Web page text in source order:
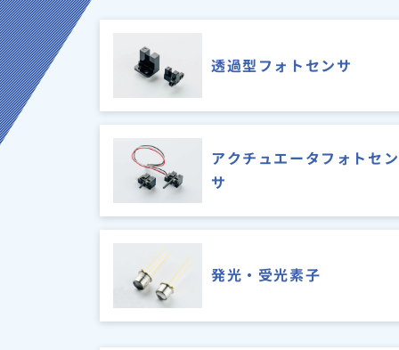
透過型フォトセンサ
アクチュエータフォトセン
サ
発光・受光素子